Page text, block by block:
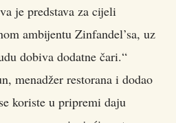
je predstava za cijeli
ambijentu Zinfandel’sa, uz
dobiva dodatne čari.“
menadžer restorana i dodao
koriste u pripremi daju